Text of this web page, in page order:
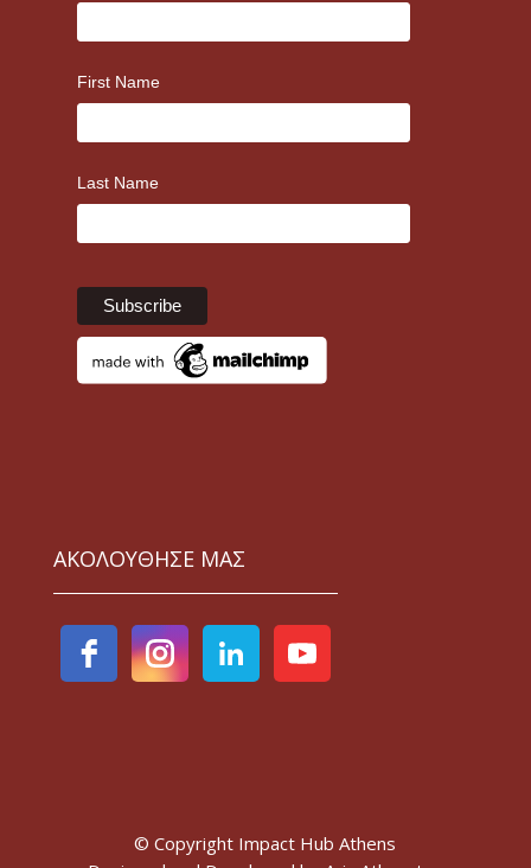
First Name
Last Name
ΑΚΟΛΟΥΘΗΣΕ ΜΑΣ
© Copyright Impact Hub Athens